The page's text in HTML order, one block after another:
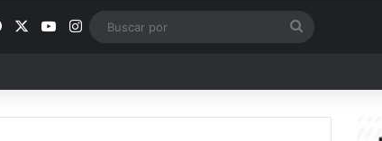
FacebookYouTube
Instagram